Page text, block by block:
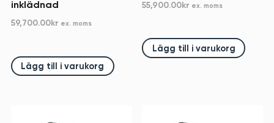
inklädnad
59,700.00kr ex. moms
Lägg till i varukorg
55,900.00kr ex. moms
Lägg till i varukorg